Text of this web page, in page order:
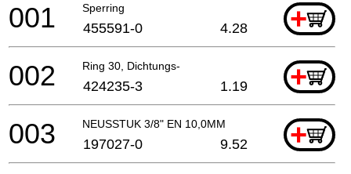
Sperring +
001 455591-0 4.28
Ring 30, Dichtungs- +
002 424235-3 1.19
NEUSSTUK 3/8" EN 10,0MM +
003 197027-0 9.52